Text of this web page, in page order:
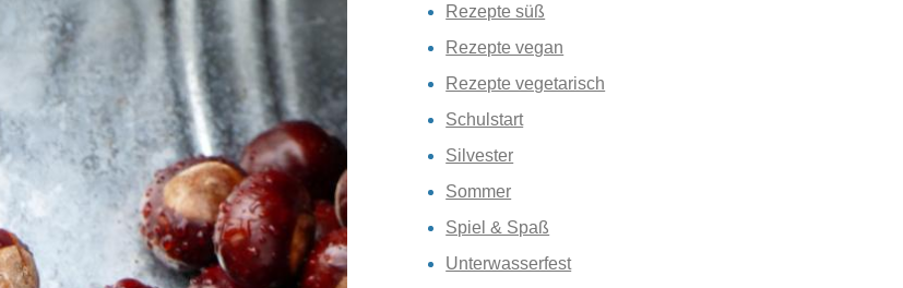
Rezepte süß
Rezepte vegan
Rezepte vegetarisch
Schulstart
Silvester
Sommer
Spiel & Spaß
Unterwasserfest